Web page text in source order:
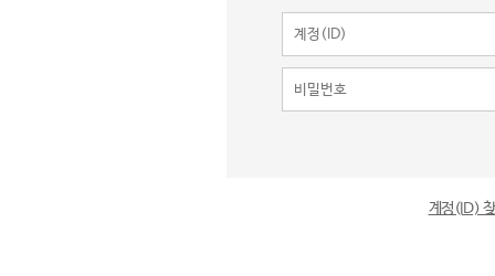
계정(ID)